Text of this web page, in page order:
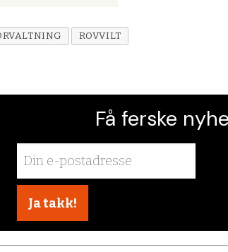
ROVVILT
Få ferske